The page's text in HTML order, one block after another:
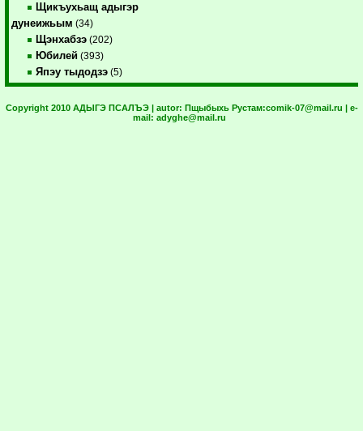
Щикъухьащ адыгэр
дунеижьым (34)
Щэнхабзэ (202)
Юбилей (393)
Япэу тыдодзэ (5)
Copyright 2010 АДЫГЭ ПСАЛЪЭ | autor: Пщыбыхь Рустам:comik-07@mail.ru | e-
mail: adyghe@mail.ru